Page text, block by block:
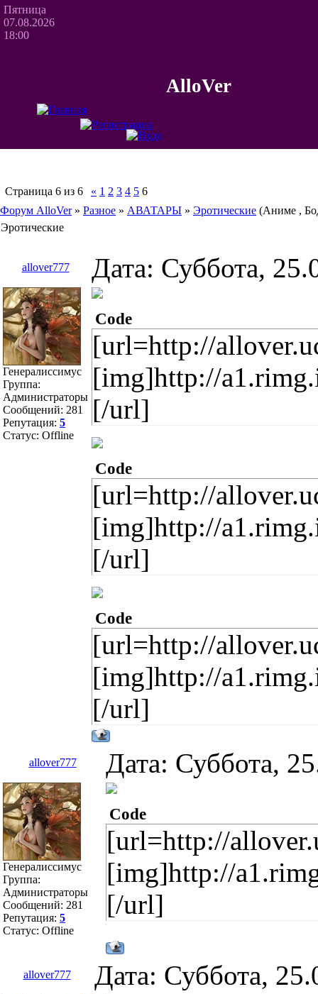
Пятница
07.08.2026
18:00
AlloVer
Страница 6 из 6 « 1 2 3 4 5 6
Форум AlloVer » Разное » АВАТАРЫ » Эротические (Аниме ,
Эротические
allover777 Дата: Суббота,
Генералиссимус
Группа:
Администраторы
Сообщений: 281
Репутация: 5
Статус: Offline
Code
[url=http://
[img]http://
[/url]
Code
[url=http://
[img]http://
[/url]
Code
[url=http://
[img]http://
[/url]
allover777 Дата: Суббота,
Генералиссимус
Группа:
Администраторы
Сообщений: 281
Репутация: 5
Статус: Offline
Code
[url=http://
[img]http://
[/url]
allover777 Дата: Суббота,